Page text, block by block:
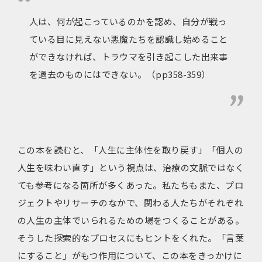
人は、何が起こっているのかを認め、自分が戦っ
ている目に見えない悪魔たちを認識し始めること
ができなければ、トラウマを引き起こした出来事
を過去のものにはできない。（pp358-359）
この本を読むと、「人生に主体性を取り戻す」「個人の
人生を味わい直す」という視点は、治療の文脈ではなく
ても参考になる箇所が多くあった。私たちもまた、プロ
ジェクトやリサーチのなかで、関わる人たちがそれぞれ
の人生の主体でいられるための場をつくることがある。
そうした探索的なプロセスにもヒントをくれた。「言葉
にすること」がもつ作用について、この本をきっかけに